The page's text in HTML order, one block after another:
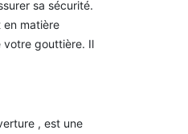
sa sécurité.
en matière
votre gouttière. Il
, est une